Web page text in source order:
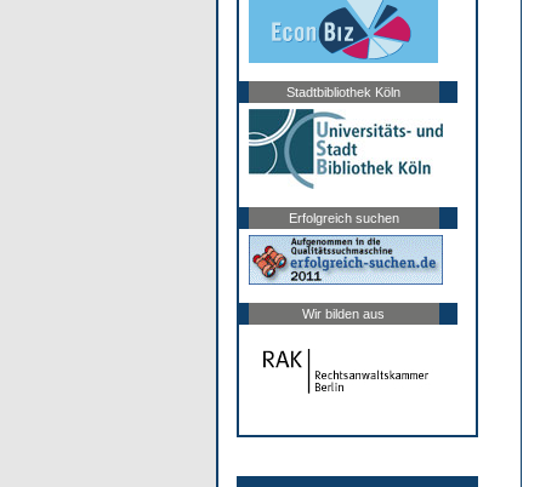
Stadtbibliothek Köln
Erfolgreich suchen
Wir bilden aus